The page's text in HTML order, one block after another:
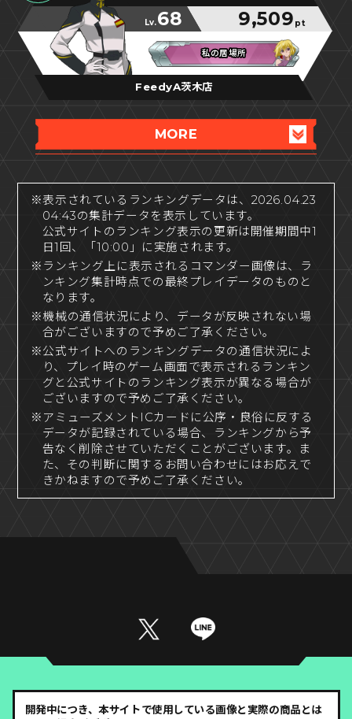
Lv.68 9,509 pt
私の居場所
私の居場所
私の居場所
FeedyA茨木店
MORE
※表示されているランキングデータは、2026.04.23
04:43の集計データを表示しています。
公式サイトのランキング表示の更新は開催期間中1
日1回、「10:00」に実施されます。
※ランキング上に表示されるコマンダー画像は、ラ
ンキング集計時点での最終プレイデータのものと
なります。
※機械の通信状況により、データが反映されない場
合がございますので予めご了承ください。
※公式サイトへのランキングデータの通信状況によ
り、プレイ時のゲーム画面で表示されるランキン
グと公式サイトのランキング表示が異なる場合が
ございますので予めご了承ください。
※アミューズメントICカードに公序・良俗に反する
データが記録されている場合、ランキングから予
告なく削除させていただくことがございます。ま
た、その判断に関するお問い合わせにはお応えで
きかねますので予めご了承ください。
開発中につき、本サイトで使用している画像と実際の商品とは